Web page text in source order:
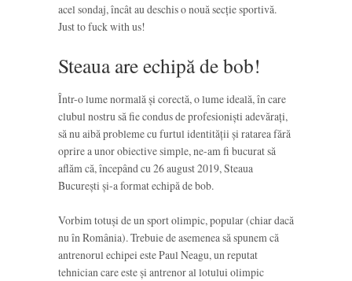
acel sondaj, încât au deschis o nouă secție sportivă.
Just to fuck with us!
Steaua are echipă de bob!
Într-o lume normală și corectă, o lume ideală, în care
clubul nostru să fie condus de profesioniști adevărați,
să nu aibă probleme cu furtul identității și ratarea fără
oprire a unor obiective simple, ne-am fi bucurat să
aflăm că, începând cu 26 august 2019, Steaua
București și-a format echipă de bob.
Vorbim totuși de un sport olimpic, popular (chiar dacă
nu în România). Trebuie de asemenea să spunem că
antrenorul echipei este Paul Neagu, un reputat
tehnician care este și antrenor al lotului olimpic